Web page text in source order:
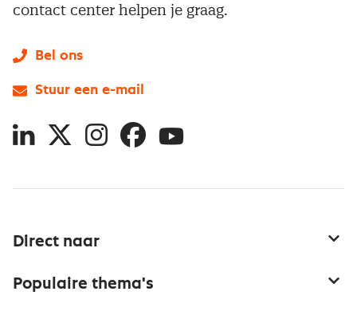
Direct naar
Populaire thema's
contact center helpen je graag.
Bel ons
Stuur een e-mail
LinkedIn
X InstagramFacebookYouTube